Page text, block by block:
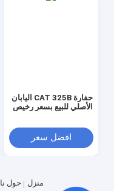
حفارة CAT 325B اليابان
الأصلي للبيع بسعر رخيص
افضل سعر
منزل حول نا